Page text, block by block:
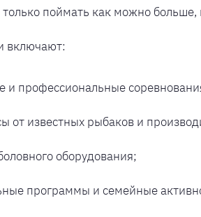
поймать как можно больше,
включают:
и профессиональные
от известных рыбаков и
оборудования;
программы и семейные